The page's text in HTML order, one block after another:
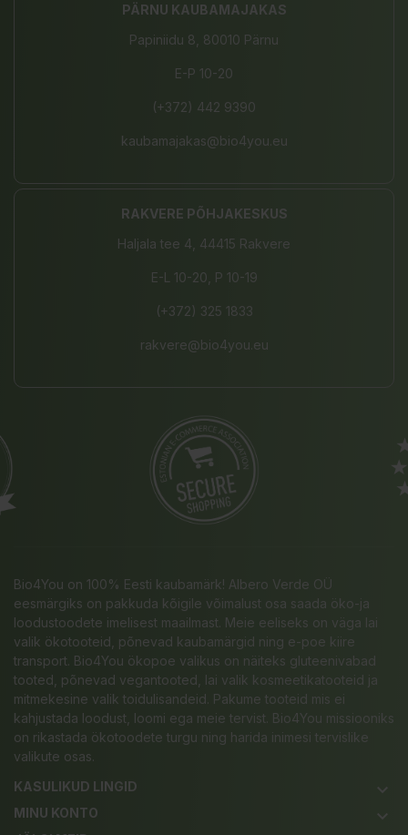
PÄRNU KAUBAMAJAKAS
Papiniidu 8, 80010 Pärnu
E-P 10-20
(+372) 442 9390
kaubamajakas@bio4you.eu
RAKVERE PÕHJAKESKUS
Haljala tee 4, 44415 Rakvere
E-L 10-20, P 10-19
(+372) 325 1833
rakvere@bio4you.eu
Bio4You on 100% Eesti kaubamärk! Albero Verde OÜ
eesmärgiks on pakkuda kõigile võimalust osa saada öko-ja
loodustoodete imelisest maailmast. Meie eeliseks on väga lai
valik ökotooteid, põnevad kaubamärgid ning e-poe kiire
transport. Bio4You ökopoe valikus on näiteks gluteenivabad
tooted, põnevad vegantooted, lai valik kosmeetikatooteid ja
mitmekesine valik toidulisandeid. Pakume tooteid mis ei
kahjustada loodust, loomi ega meie tervist. Bio4You missiooniks
on rikastada ökotoodete turgu ning harida inimesi tervislike
valikute osas.
KASULIKUD LINGID
keyboard_arrow_down
MINU KONTO keyboard_arrow_down